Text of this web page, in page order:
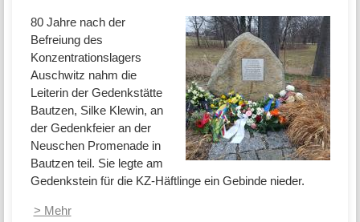
80 Jahre nach der
Befreiung des
Konzentrationslagers
Auschwitz nahm die
Leiterin der Gedenkstätte
Bautzen, Silke Klewin, an
der Gedenkfeier an der
Neuschen Promenade in
Bautzen teil. Sie legte am
Gedenkstein für die KZ-Häftlinge ein Gebinde nieder.
> Mehr